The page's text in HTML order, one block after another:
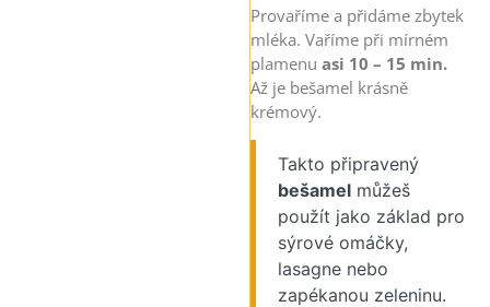
Provaříme a přidáme zbytek
mléka. Vaříme při mírném
plamenuasi 10 – 15 min.
Až je bešamel krásně
krémový.
Takto připravený
bešamel můžeš
použít jako základ pro
sýrové omáčky,
lasagne nebo
zapékanou zeleninu.